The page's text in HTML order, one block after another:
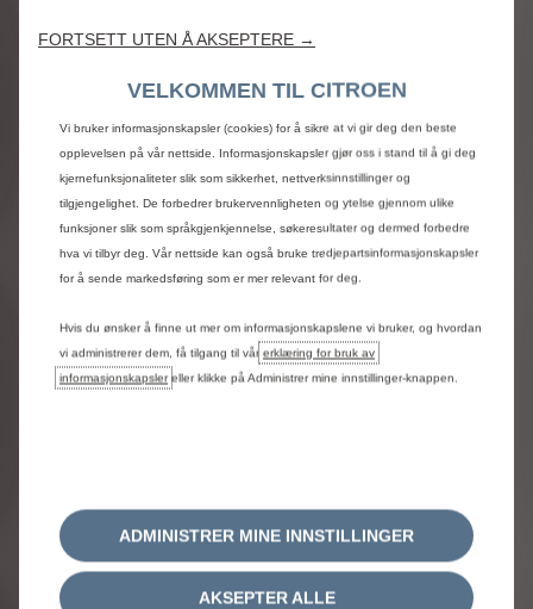
Tilkoblede tjenestepakker
Citroën ë‑C3 Aircross gir en komplett, sømløs digital
kjøreopplevelse …
FORTSETT UTEN Å AKSEPTERE →
VELKOMMEN TIL CITROEN
Vi bruker informasjonskapsler (cookies) for å sikre at vi gir deg den beste
opplevelsen på vår nettside. Informasjonskapsler gjør oss i stand til å gi deg
kjernefunksjonaliteter slik som sikkerhet, nettverksinnstillinger og
tilgjengelighet. De forbedrer brukervennligheten og ytelse gjennom ulike
funksjoner slik som språkgjenkjennelse, søkeresultater og dermed forbedre
hva vi tilbyr deg. Vår nettside kan også bruke tredjepartsinformasjonskapsler
for å sende markedsføring som er mer relevant for deg.
Hvis du ønsker å finne ut mer om informasjonskapslene vi bruker, og hvordan
vi administrerer dem, få tilgang til vår erklæring for bruk av
informasjonskapsler eller klikke på Administrer mine innstillinger-knappen.
ADMINISTRER MINE INNSTILLINGER
AKSEPTER ALLE